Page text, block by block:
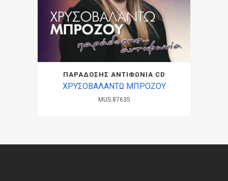
ΠΑΡΑΔΟΣΗΣ ΑΝΤΙΦΩΝΙΑ CD
ΧΡΥΣΟΒΑΛΑΝΤΩ ΜΠΡΟΖΟΥ
MUS.87635